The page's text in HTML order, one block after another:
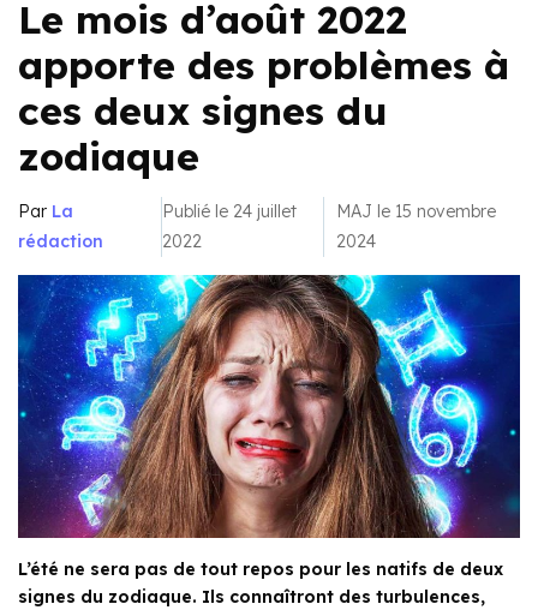
Le mois d’août 2022
apporte des problèmes à
ces deux signes du
zodiaque
Par La
rédaction
Publié le 24 juillet
2022
MAJ le 15 novembre
2024
L’été ne sera pas de tout repos pour les natifs de deux
signes du zodiaque. Ils connaîtront des turbulences,